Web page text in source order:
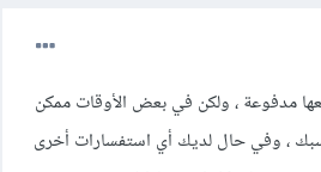
مدفوعة ، ولكن في بعض الأوقات ممكن
، وفي حال لديك أي استفسارات أخرى